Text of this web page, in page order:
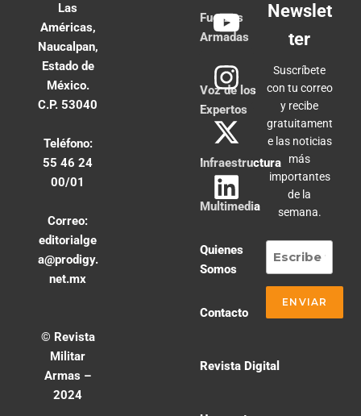
Las
Américas,
Naucalpan,
Estado de
México.
C.P. 53040
Teléfono:
55 46 24
00/01
Correo:
editorialge
a@prodigy.
net.mx
© Revista
Militar
Armas –
2024
Fuerzas
Armadas
Voz de los
Expertos
Infraestructura
Multimedia
Quienes
Somos
Contacto
Revista Digital
Newslet
ter
Suscríbete
con tu correo
y recibe
gratuitament
e las noticias
más
importantes
de la
semana.